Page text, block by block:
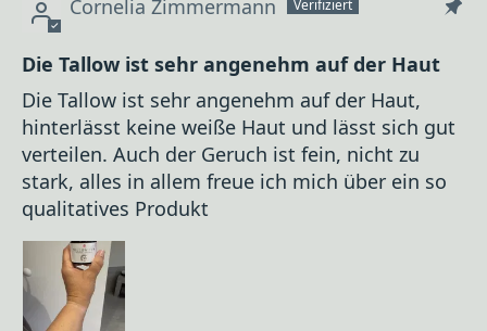
Cornelia Zimmermann
Die Tallow ist sehr angenehm auf der Haut
Die Tallow ist sehr angenehm auf der Haut,
hinterlässt keine weiße Haut und lässt sich gut
verteilen. Auch der Geruch ist fein, nicht zu
stark, alles in allem freue ich mich über ein so
qualitatives Produkt